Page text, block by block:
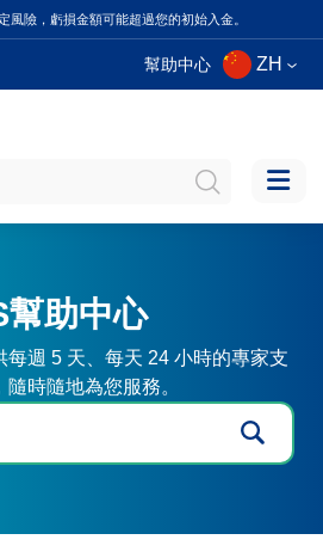
風險，虧損金額可能超過您的初始入金。
幫助中心 ZH
幫助中心
每週 5 天、每天 24 小時的專家支
隨時隨地為您服務。